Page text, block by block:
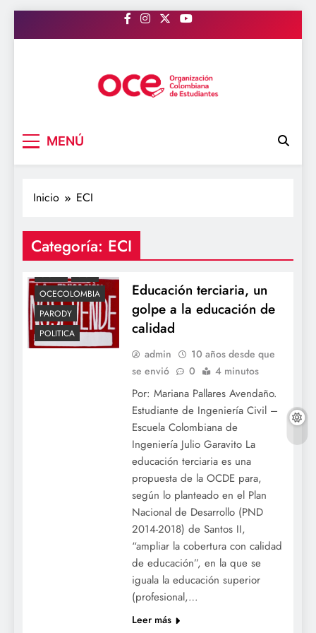
al
MENÚ
Inicio ECI
Categoría: ECI
COLOMBIA
GINA PARODY
NACIONAL
OCDE
OCE
OCECOLOMBIA
PARODY
POLITICA
Educación terciaria, un
golpe a la educación de
calidad
admin
10 años desde que
se envió
0 4 minutos
Por: Mariana Pallares Avendaño.
Estudiante de Ingeniería Civil –
Escuela Colombiana de
Ingeniería Julio Garavito La
educación terciaria es una
propuesta de la OCDE para,
según lo planteado en el Plan
Nacional de Desarrollo (PND
2014-2018) de Santos II,
“ampliar la cobertura con calidad
de educación”, en la que se
iguala la educación superior
(profesional,…
Leer más